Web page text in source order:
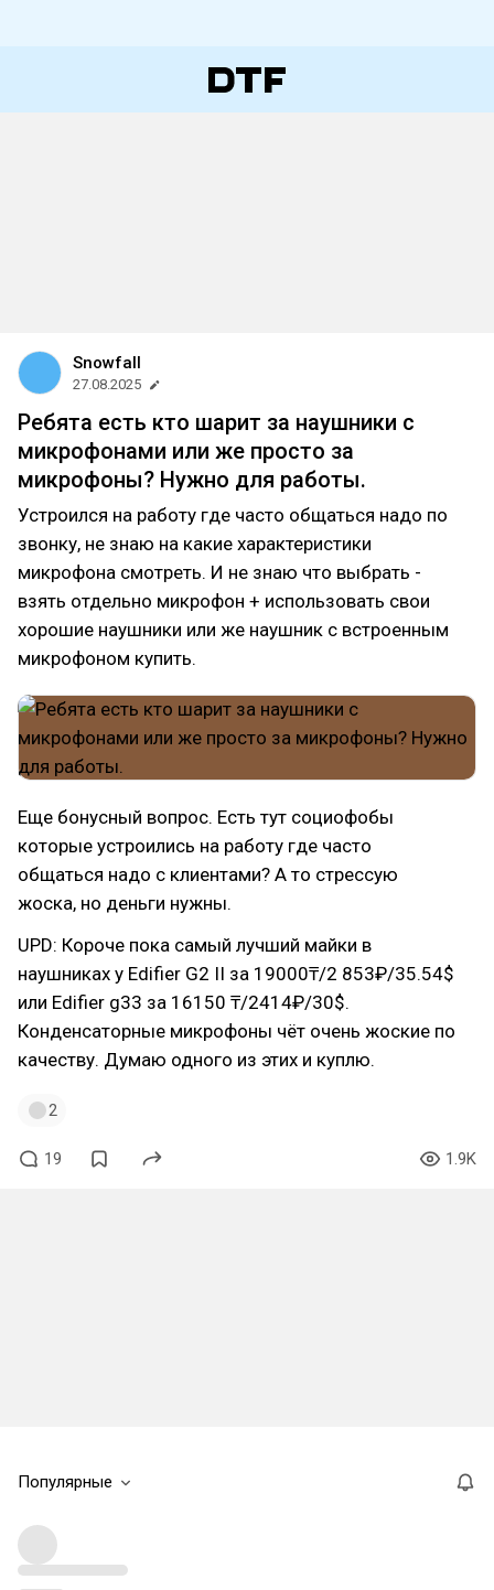
Snowfall
27.08.2025
Ребята есть кто шарит за наушники с
микрофонами или же просто за
микрофоны? Нужно для работы.
Устроился на работу где часто общаться надо по
звонку, не знаю на какие характеристики
микрофона смотреть. И не знаю что выбрать -
взять отдельно микрофон + использовать свои
хорошие наушники или же наушник с встроенным
микрофоном купить.
Еще бонусный вопрос. Есть тут социофобы
которые устроились на работу где часто
общаться надо с клиентами? А то стрессую
жоска, но деньги нужны.
UPD: Короче пока самый лучший майки в
наушниках у Edifier G2 II за 19000₸/2 853₽/35.54$
или Edifier g33 за 16150 ₸/2414₽/30$.
Конденсаторные микрофоны чёт очень жоские по
качеству. Думаю одного из этих и куплю.
2
19 1.9K
Популярные